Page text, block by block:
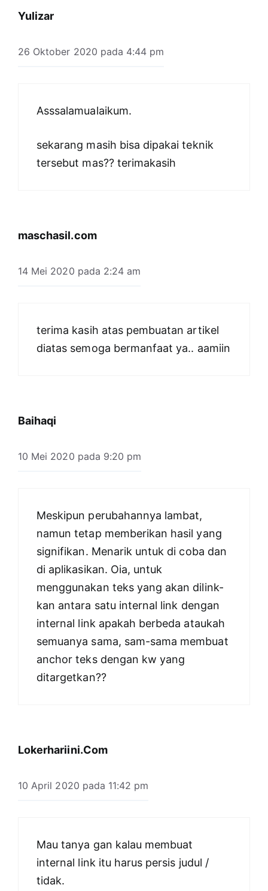
Yulizar
26 Oktober 2020 pada 4:44 pm
Asssalamualaikum.
sekarang masih bisa dipakai teknik
tersebut mas?? terimakasih
maschasil.com
14 Mei 2020 pada 2:24 am
terima kasih atas pembuatan artikel
diatas semoga bermanfaat ya.. aamiin
Baihaqi
10 Mei 2020 pada 9:20 pm
Meskipun perubahannya lambat,
namun tetap memberikan hasil yang
signifikan. Menarik untuk di coba dan
di aplikasikan. Oia, untuk
menggunakan teks yang akan dilink-
kan antara satu internal link dengan
internal link apakah berbeda ataukah
semuanya sama, sam-sama membuat
anchor teks dengan kw yang
ditargetkan??
Lokerhariini.Com
10 April 2020 pada 11:42 pm
Mau tanya gan kalau membuat
internal link itu harus persis judul /
tidak.